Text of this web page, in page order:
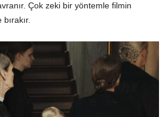
Çok zeki bir yöntemle filmin